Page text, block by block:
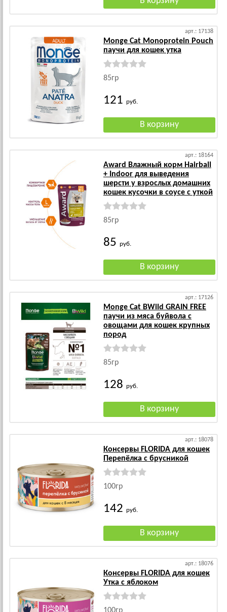
арт.: 17138
Monge Cat Monoprotein Pouch
паучи для кошек утка
85гр
121 руб.
арт.: 18164
Award Влажный корм Hairball
+ Indoor для выведения
шерсти у взрослых домашних
кошек кусочки в соусе с уткой
85гр
85 руб.
арт.: 17126
Monge Cat BWild GRAIN FREE
паучи из мяса буйвола с
овощами для кошек крупных
пород
85гр
128 руб.
арт.: 18078
Консервы FLORIDA для кошек
Перепёлка с брусникой
100гр
142 руб.
арт.: 18076
Консервы FLORIDA для кошек
Утка с яблоком